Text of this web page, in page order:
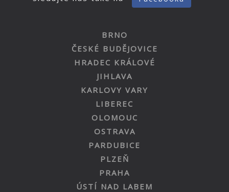
BRNO
ČESKÉ BUDĚJOVICE
HRADEC KRÁLOVÉ
JIHLAVA
KARLOVY VARY
LIBEREC
OLOMOUC
OSTRAVA
PARDUBICE
PLZEŇ
PRAHA
ÚSTÍ NAD LABEM